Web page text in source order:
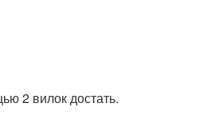
2 вилок достать.